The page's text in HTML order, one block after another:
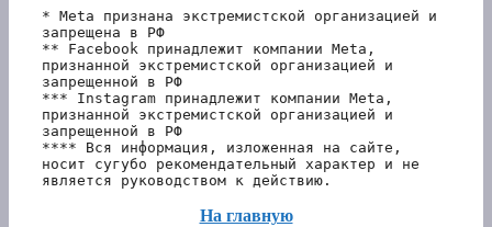
* Meta признана экстремистской организацией и
запрещена в РФ
** Facebook принадлежит компании Meta,
признанной экстремистской организацией и
запрещенной в РФ
*** Instagram принадлежит компании Meta,
признанной экстремистской организацией и
запрещенной в РФ
**** Вся информация, изложенная на сайте,
носит сугубо рекомендательный характер и не
является руководством к действию.
На главную